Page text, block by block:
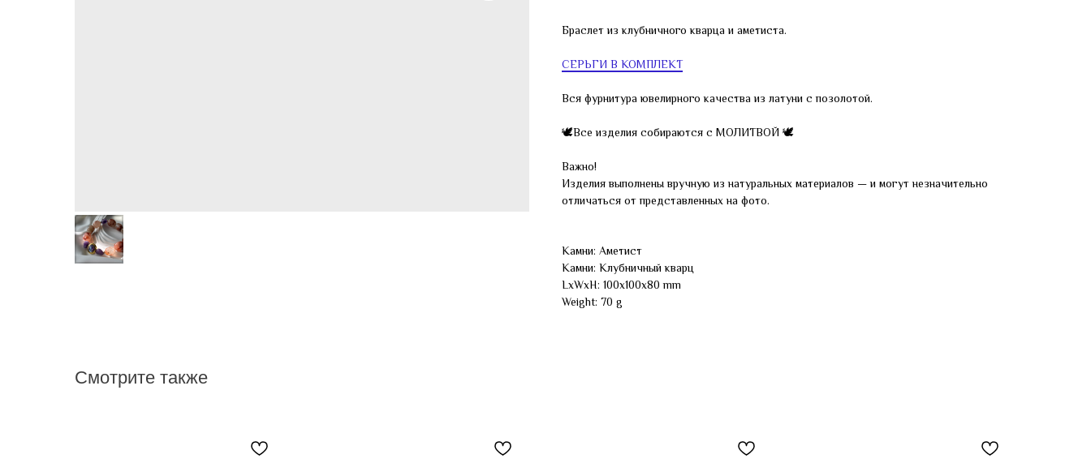
Браслет из клубничного кварца и аметиста.
СЕРЬГИ В КОМПЛЕКТ
Вся фурнитура ювелирного качества из латуни с позолотой.
🕊Все изделия собираются с МОЛИТВОЙ 🕊
Важно!
Изделия выполнены вручную из натуральных материалов — и могут незначительно
отличаться от представленных на фото.
Камни: Аметист
Камни: Клубничный кварц
LxWxH: 100x100x80 mm
Weight: 70 g
Смотрите также